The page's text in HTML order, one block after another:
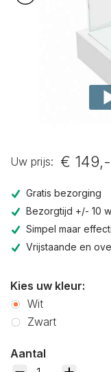
Uw prijs: € 149,-
Gratis bezorging
Bezorgtijd +/- 10
Simpel maar
Vrijstaande en
Kies uw kleur:
Wit
Zwart
Aantal